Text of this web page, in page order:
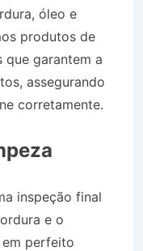
óleo e
produtos de
que garantem a
assegurando
corretamente.
inspeção final
e o
em perfeito